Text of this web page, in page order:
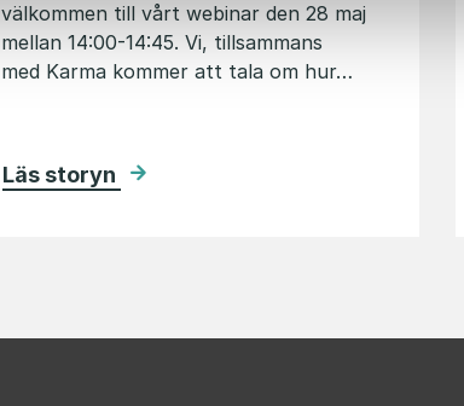
välkommen till vårt webinar den 28 maj
mellan 14:00-14:45. Vi, tillsammans
med Karma kommer att tala om hur…
Läs storyn